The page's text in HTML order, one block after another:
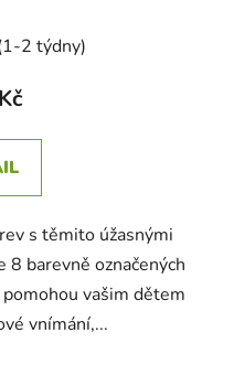
2 týdny)
s těmito úžasnými
8 barevně označených
vašim dětem
vnímání,...